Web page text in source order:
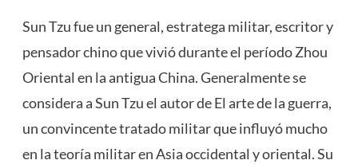
Sun Tzu fue un general, estratega militar, escritor y
pensador chino que vivió durante el período Zhou
Oriental en la antigua China. Generalmente se
considera a Sun Tzu el autor de El arte de la guerra,
un convincente tratado militar que influyó mucho
en la teoría militar en Asia occidental y oriental. Su